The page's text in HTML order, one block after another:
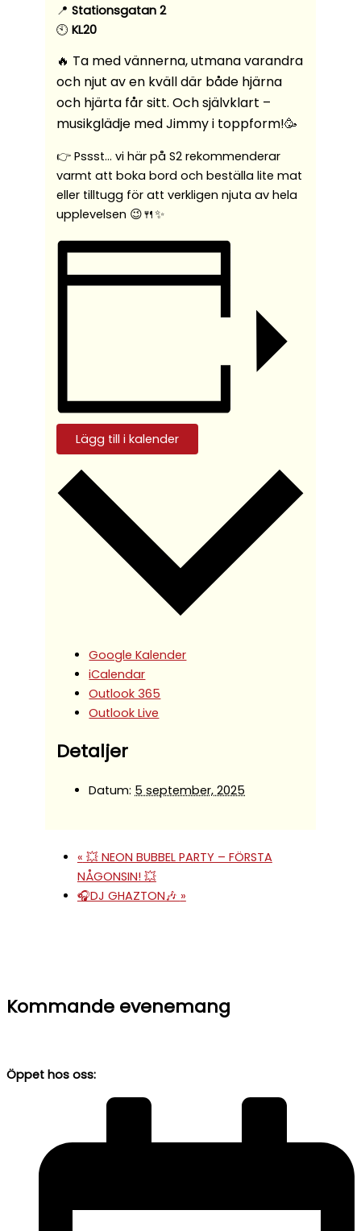
📍Stationsgatan 2
🕙KL20
🔥 Ta med vännerna, utmana varandra
och njut av en kväll där både hjärna
och hjärta får sitt. Och självklart –
musikglädje med Jimmy i toppform!🥳
👉 Pssst… vi här på S2 rekommenderar
varmt att boka bord och beställa lite mat
eller tilltugg för att verkligen njuta av hela
upplevelsen 😉🍴✨
Lägg till i kalender
Google Kalender
iCalendar
Outlook 365
Outlook Live
Detaljer
Datum: 5 september, 2025
« 💥 NEON BUBBEL PARTY – FÖRSTA
NÅGONSIN! 💥
🎧DJ GHAZTON🎶 »
Kommande evenemang
Öppet hos oss: